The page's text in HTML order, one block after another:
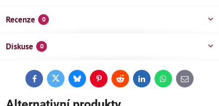
Recenze 0
Diskuse 0
FacebookTwitterBlueskyPinterestReddit LinkedInWhatsApp
E-
mail